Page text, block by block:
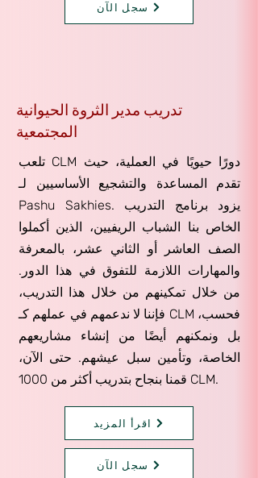
سجل الآن
تدريب مدير الثروة الحيوانية
المجتمعية
تلعب CLM دورًا حيويًا في العملية، حيث
تقدم المساعدة والتشجيع الأساسيين لـ
Pashu Sakhies. يزود برنامج التدريب
الخاص بنا الشباب الريفيين، الذين أكملوا
الصف العاشر أو الثاني عشر، بالمعرفة
والمهارات اللازمة للتفوق في هذا الدور.
من خلال تمكينهم من خلال هذا التدريب،
فإننا لا ندعمهم في عملهم كـ CLM فحسب،
بل ونمكنهم أيضًا من إنشاء مشاريعهم
الخاصة، وتأمين سبل عيشهم. حتى الآن،
قمنا بنجاح بتدريب أكثر من 1000 CLM.
اقرأ المزيد
سجل الآن